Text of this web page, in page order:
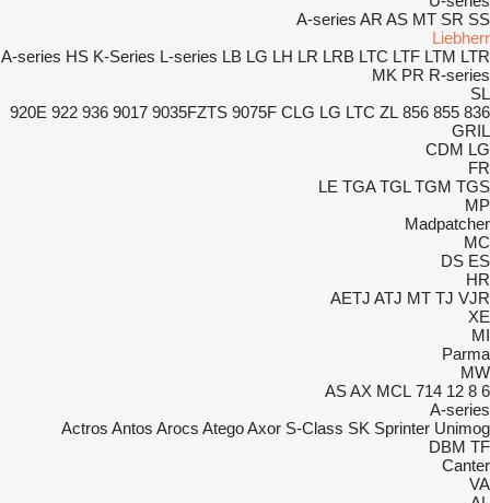
A-series AR AS MT SR SS
Liebherr
A-series HS K-Series L-series LB LG LH LR LRB LTC LTF LTM LTR
MK PR R-series
SL
836
855
856
920E 922 936 9017 9035FZTS 9075F CLG LG LTC ZL
GRIL
CDM LG
FR
LE TGA TGL TGM TGS
MP
Madpatcher
MC
DS ES
HR
AETJ ATJ MT TJ VJR
XE
MI
Parma
MW
6
8
12
714
ASAX MCL
A-series
Actros Antos Arocs AtegoAxor S-Class SK Sprinter Unimog
DBM TF
Canter
VA